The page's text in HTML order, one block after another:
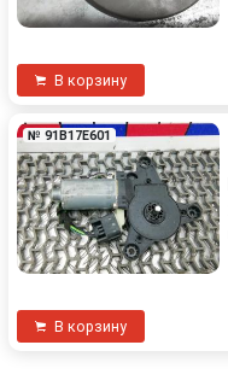
В корзину
№ 91B17E601
В корзину